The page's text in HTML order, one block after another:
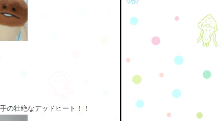
の壮絶なデッドヒート！！